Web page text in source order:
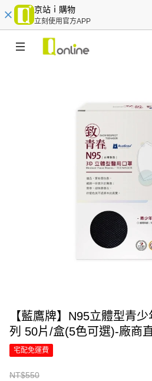
京站ｉ購物
立刻使用官方APP
【藍鷹牌】N95立體型青
列 50片/盒(5色可選)-廠商
宅配免運費
NT$550